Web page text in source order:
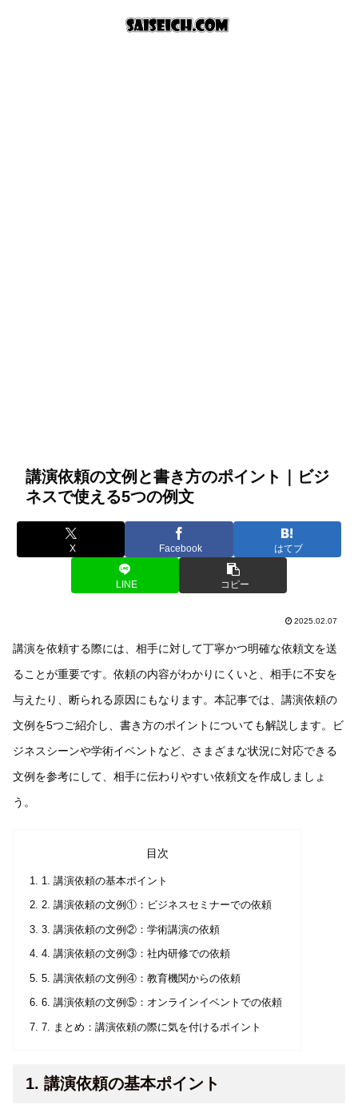
講演依頼の文例と書き方のポイント｜ビジ
ネスで使える5つの例文
X Facebook はてブ
LINE コピー
2025.02.07
講演を依頼する際には、相手に対して丁寧かつ明確な依頼文を送
ることが重要です。依頼の内容がわかりにくいと、相手に不安を
与えたり、断られる原因にもなります。本記事では、講演依頼の
文例を5つご紹介し、書き方のポイントについても解説します。ビ
ジネスシーンや学術イベントなど、さまざまな状況に対応できる
文例を参考にして、相手に伝わりやすい依頼文を作成しましょ
う。
目次
1. 講演依頼の基本ポイント
2. 講演依頼の文例①：ビジネスセミナーでの依頼
3. 講演依頼の文例②：学術講演の依頼
4. 講演依頼の文例③：社内研修での依頼
5. 講演依頼の文例④：教育機関からの依頼
6. 講演依頼の文例⑤：オンラインイベントでの依頼
7. まとめ：講演依頼の際に気を付けるポイント
1. 講演依頼の基本ポイント